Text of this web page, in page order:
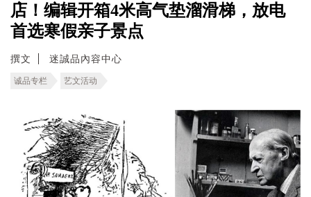
店！编辑开箱4米高气垫溜滑梯，放电
首选寒假亲子景点
撰文 迷誠品內容中心
诚品专栏 艺文活动